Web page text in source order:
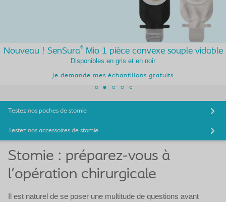
Nouveau ! SenSura®Mio 1 pièce convexe souple vidable
Disponibles en gris et en noir
Je demande mes échantillons gratuits
Testez nos poches de stomie
Testez nos accessoires de stomie
Stomie : préparez-vous à
l'opération chirurgicale
Il est naturel de se poser une multitude de questions avant